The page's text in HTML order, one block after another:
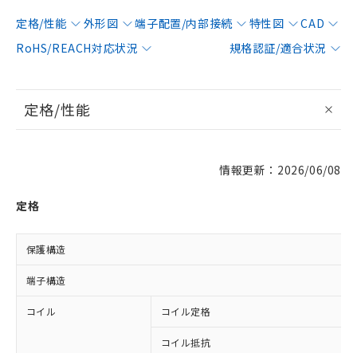
定格/性能 外形図 端子配置/内部接続 特性図
CAD
RoHS/REACH対応状況
規格認証/適合状況
定格/性能
情報更新：2026/06/08
定格
保護構造
端子構造
コイル コイル定格
コイル抵抗